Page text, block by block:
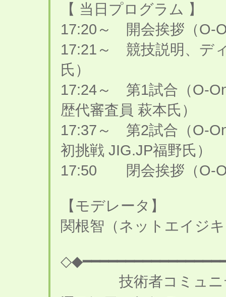
【 当日プログラム 】
17:20～ 開会挨拶（O-
17:21～ 競技説明、デ
氏）
17:24～ 第1試合（O-
歴代審査員 萩本氏）
17:37～ 第2試合（O-
初挑戦 JIG.JP福野氏）
17:50 閉会挨拶（O-
【モデレータ】
関根智（ネットエイジ
技術者コミュニテ